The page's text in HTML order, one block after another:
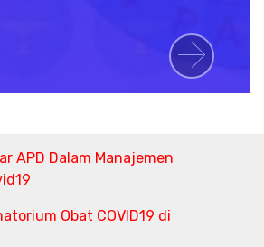
Next
APD Dalam Manajemen
Obat COVID19 di